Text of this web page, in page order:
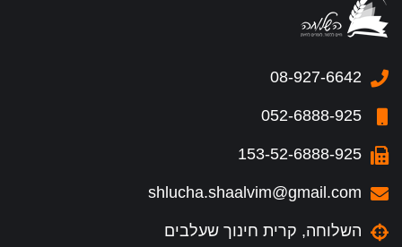
08-927-6642
052-6888-925
153-52-6888-925
shlucha.shaalvim@gmail.com
השלוחה, קרית חינוך שעלבים